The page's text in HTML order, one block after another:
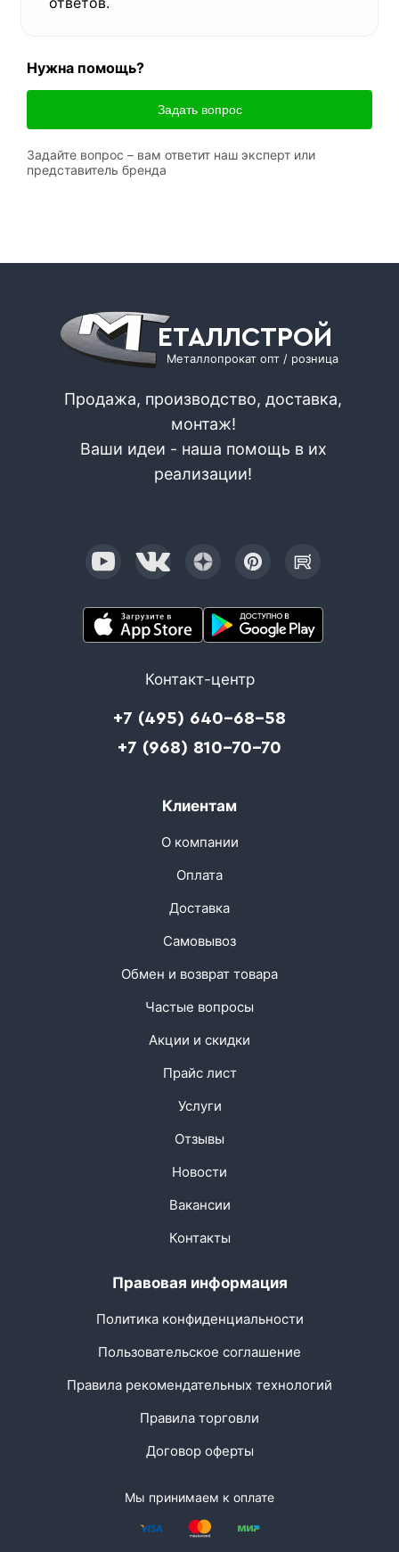
Нужна помощь?
Задать вопрос
Задайте вопрос – вам ответит наш эксперт или
представитель бренда
ЕТАЛЛСТРОЙ
Металлопрокат опт / розница
Продажа, производство, доставка,
монтаж!
Ваши идеи - наша помощь в их
реализации!
Контакт-центр
+7 (495) 640-68-58
+7 (968) 810-70-70
Клиентам
О компании
Оплата
Доставка
Самовывоз
Обмен и возврат товара
Частые вопросы
Акции и скидки
Прайс лист
Услуги
Отзывы
Новости
Вакансии
Контакты
Правовая информация
Политика конфиденциальности
Пользовательское соглашение
Правила рекомендательных технологий
Правила торговли
Договор оферты
Мы принимаем к оплате